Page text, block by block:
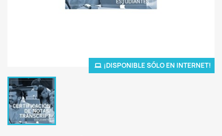
¡DISPONIBLE SÓLO EN INTERNET!